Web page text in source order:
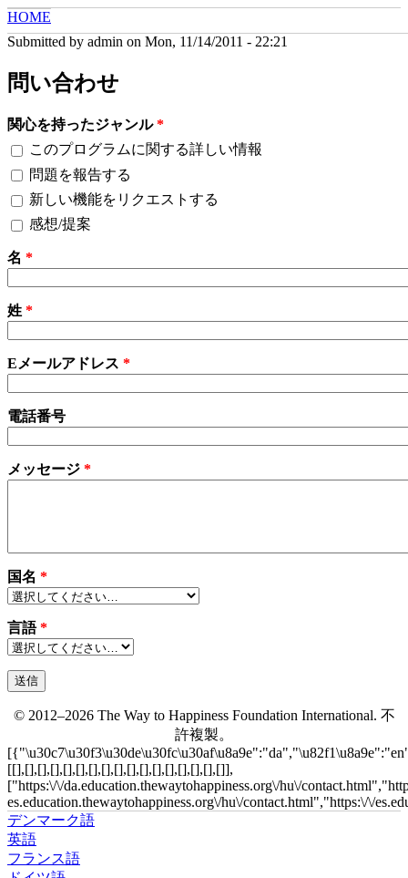
Skip to main content
YOU ARE HERE
HOME
Submitted by admin on Mon, 11/14/2011 - 22:21
問い合わせ
関心を持ったジャンル*
このプログラムに関する詳しい情報
問題を報告する
新しい機能をリクエストする
感想/提案
名 *
姓 *
Eメールアドレス *
電話番号
メッセージ *
国名 *
言語*
© 2012–2026 The Way to Happiness Foundation International. 不
許複製。
[[],[],[],[],[],[],[],[],[],[],[],[],[],[],[],[],[]],
["https:\/\/da.education.thewaytohappiness.org\/hu\/
es.education.thewaytohappiness.org\/hu\/contact.html","https:\/\/
デンマーク語
英語
フランス語